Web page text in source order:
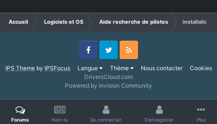
Accueil Logiciels et OS Aide recherche de pilotes installation
IPS Themeby IPSFocus Langue Thème Nous contacter Cookies
FacebookTwitter RSS
DriversCloud.com
Powered by Invision Community
Forums Non-lu Se connecter S'enregistrer Plus